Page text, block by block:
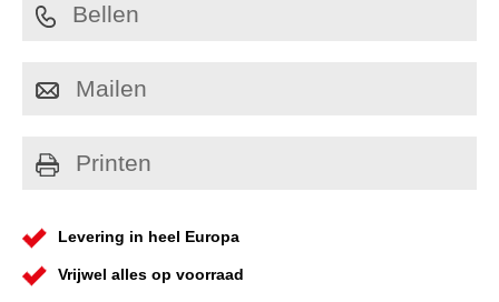
Bellen
Mailen
Printen
Levering in heel Europa
Vrijwel alles op voorraad